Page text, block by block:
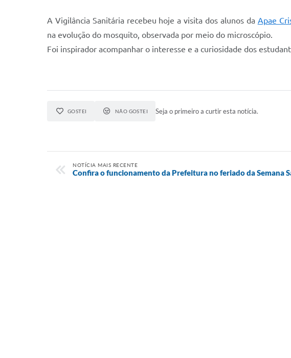
A Vigilância Sanitária recebeu hoje a visita dos alunos da Apae
na evolução do mosquito, observada por meio do microscópio.
Foi inspirador acompanhar o interesse e a curiosidade dos
GOSTEI NÃO GOSTEI Seja o primeiro a curtir esta notícia.
NOTÍCIA MAIS RECENTE
Confira o funcionamento da Prefeitura no feriado da Semana